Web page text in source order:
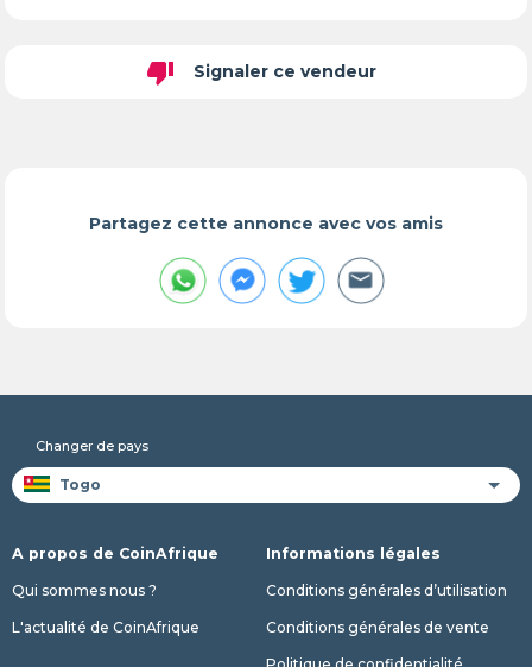
thumb_down Signaler ce vendeur
Partagez cette annonce avec vos amis
Changer de pays
A propos de CoinAfrique
Qui sommes nous ?
L'actualité de CoinAfrique
Informations légales
Conditions générales d’utilisation
Conditions générales de vente